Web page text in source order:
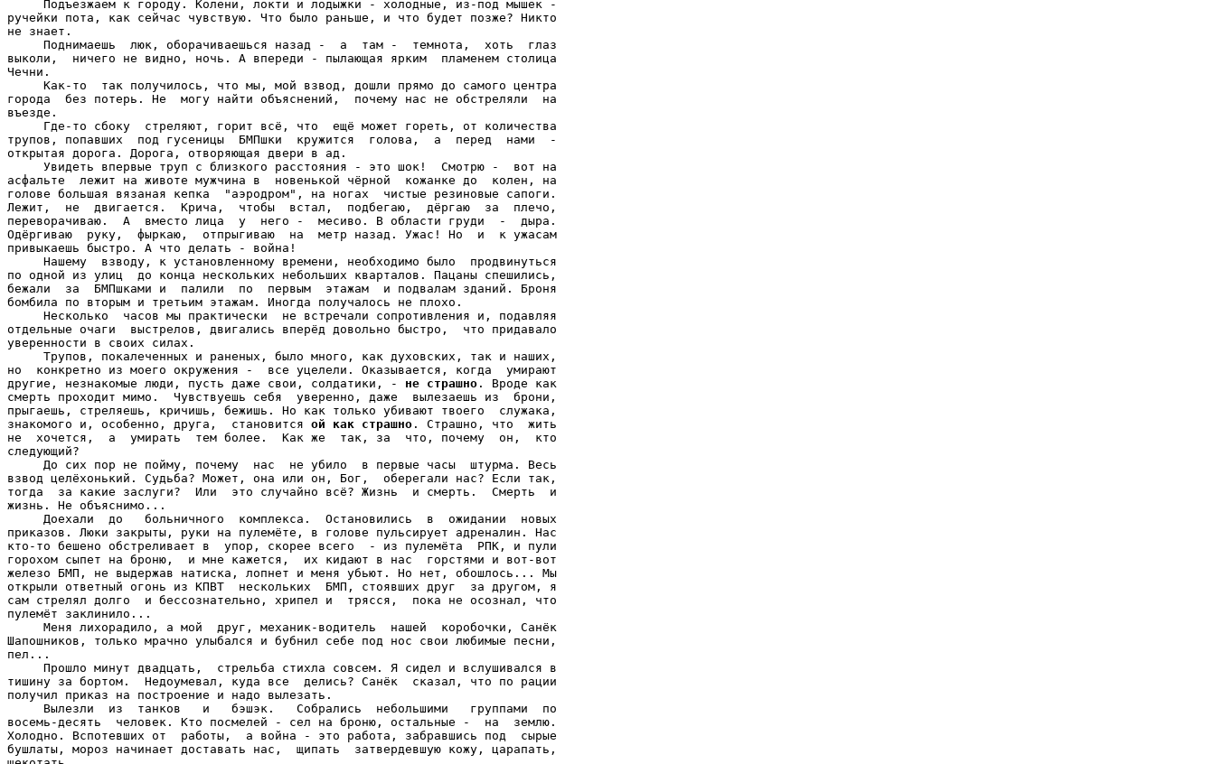
     Подъезжаем к городу. Колени, локти и лодыжки - холодные, из-под мышек -
ручейки пота, как сейчас чувствую. Что было раньше, и что будет позже? Никто
не знает.
     Поднимаешь  люк, оборачиваешься назад -  а  там -  темнота,  хоть  глаз
выколи,  ничего не видно, ночь. А впереди - пылающая ярким  пламенем столица
Чечни.
     Как-то  так получилось, что мы, мой взвод, дошли прямо до самого центра
города  без потерь. Не  могу найти объяснений,  почему нас не обстреляли  на
въезде.
     Где-то сбоку  стреляют, горит всё, что  ещё может гореть, от количества
трупов, попавших  под гусеницы  БМПшки  кружится  голова,  а  перед  нами  -
открытая дорога. Дорога, отворяющая двери в ад.
     Увидеть впервые труп с близкого расстояния - это шок!  Смотрю -  вот на
асфальте  лежит на животе мужчина в  новенькой чёрной  кожанке до  колен, на
голове большая вязаная кепка  "аэродром", на ногах  чистые резиновые сапоги.
Лежит,  не  двигается.  Крича,  чтобы  встал,  подбегаю,  дёргаю  за  плечо,
переворачиваю.  А  вместо лица  у  него -  месиво. В области груди  -  дыра.
Одёргиваю  руку,  фыркаю,  отпрыгиваю  на  метр назад. Ужас! Но  и  к ужасам
привыкаешь быстро. А что делать - война!
     Нашему  взводу, к установленному времени, необходимо было  продвинуться
по одной из улиц  до конца нескольких небольших кварталов. Пацаны спешились,
бежали  за  БМПшками и  палили  по  первым  этажам  и подвалам зданий. Броня
бомбила по вторым и третьим этажам. Иногда получалось не плохо.
     Несколько  часов мы практически  не встречали сопротивления и, подавляя
отдельные очаги  выстрелов, двигались вперёд довольно быстро,  что придавало
уверенности в своих силах.
     Трупов, покалеченных и раненых, было много, как духовских, так и наших,
но  конкретно из моего окружения -  все уцелели. Оказывается, когда  умирают
другие, незнакомые люди, пусть даже свои, солдатики, - не страшно . Вроде как
смерть проходит мимо.  Чувствуешь себя  уверенно, даже  вылезаешь из  брони,
прыгаешь, стреляешь, кричишь, бежишь. Но как только убивают твоего  служака,
знакомого и, особенно, друга,  становится ой как страшно . Страшно, что  жить
не  хочется,  а  умирать  тем более.  Как же  так, за  что, почему  он,  кто
следующий?
     До сих пор не пойму, почему  нас  не убило  в первые часы  штурма. Весь
взвод целёхонький. Судьба? Может, она или он, Бог,  оберегали нас? Если так,
тогда  за какие заслуги?  Или  это случайно всё? Жизнь  и смерть.  Смерть  и
жизнь. Не объяснимо...
     Доехали  до   больничного  комплекса.  Остановились  в  ожидании  новых
приказов. Люки закрыты, руки на пулемёте, в голове пульсирует адреналин. Нас
кто-то бешено обстреливает в  упор, скорее всего  - из пулемёта  РПК, и пули
горохом сыпет на броню,  и мне кажется,  их кидают в нас  горстями и вот-вот
железо БМП, не выдержав натиска, лопнет и меня убьют. Но нет, обошлось... Мы
открыли ответный огонь из КПВТ  нескольких  БМП, стоявших друг  за другом, я
сам стрелял долго  и бессознательно, хрипел и  трясся,  пока не осознал, что
пулемёт заклинило...
     Меня лихорадило, а мой  друг, механик-водитель  нашей  коробочки, Санёк
Шапошников, только мрачно улыбался и бубнил себе под нос свои любимые песни,
пел...
     Прошло минут двадцать,  стрельба стихла совсем. Я сидел и вслушивался в
тишину за бортом.  Недоумевал, куда все  делись? Санёк  сказал, что по рации
получил приказ на построение и надо вылезать.
     Вылезли  из  танков   и   бэшэк.   Собрались  небольшими   группами  по
восемь-десять  человек. Кто посмелей - сел на броню, остальные -  на  землю.
Холодно. Вспотевших от  работы,  а война - это работа, забравшись под  сырые
бушлаты, мороз начинает доставать нас,  щипать  затвердевшую кожу, царапать,